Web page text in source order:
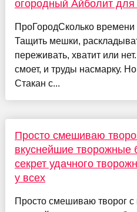
огородный Айболит для
ПроГородСколько времени
Тащить мешки,
переживать, хватит или
смоет, и труды насмарку.
Стакан с...
Просто смешиваю
вкуснейшие творожные
секрет удачного
у всех
Просто смешиваю творог